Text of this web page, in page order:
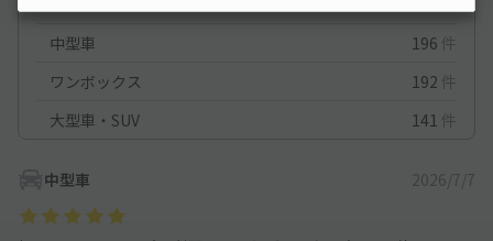
中型車
196 件
ワンボックス
192 件
大型車・SUV
141 件
中型車 2026/7/7